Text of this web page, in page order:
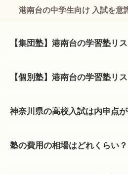
港南台の中学生向け 入試を意
【集団塾】港南台の学習塾リ
【個別塾】港南台の学習塾リ
神奈川県の高校入試は内申点が
塾の費用の相場はどれくらい？